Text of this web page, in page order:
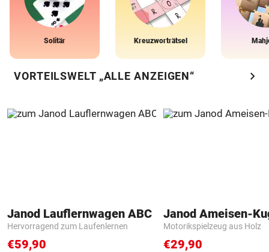
Solitär Kreuzworträtsel
VORTEILSWELT „ALLE ANZEIGEN“ chevron_right
Janod Lauflernwagen ABC
Hervorragend zum Laufenlernen
€59,90
Janod Ameisen-
Motorikspielzeug aus Holz
€29,90